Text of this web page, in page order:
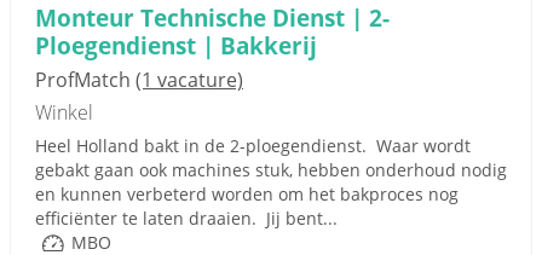
Monteur Technische Dienst | 2-
Ploegendienst | Bakkerij
ProfMatch (1 vacature)
Winkel
Heel Holland bakt in de 2-ploegendienst. Waar wordt
gebakt gaan ook machines stuk, hebben onderhoud nodig
en kunnen verbeterd worden om het bakproces nog
efficiënter te laten draaien. Jij bent...
MBO